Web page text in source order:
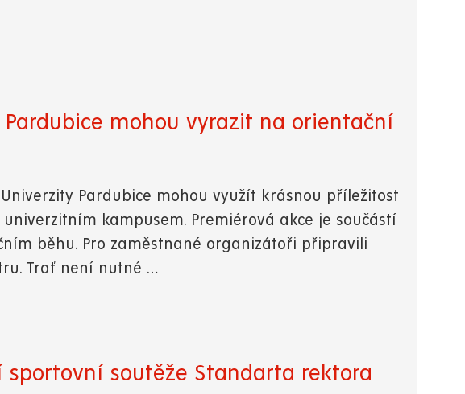
mohou vyrazit na orientační
Pardubice mohou využít krásnou příležitost
kampusem. Premiérová akce je součástí
běhu. Pro zaměstnané organizátoři připravili
Trať není nutné …
soutěže Standarta rektora